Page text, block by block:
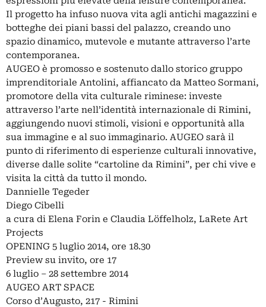
Il progetto ha infuso nuova vita agli antichi magazzini e
botteghe dei piani bassi del palazzo, creando uno
spazio dinamico, mutevole e mutante attraverso l’arte
contemporanea.
AUGEO è promosso e sostenuto dallo storico gruppo
imprenditoriale Antolini, affiancato da Matteo Sormani,
promotore della vita culturale riminese: investe
attraverso l’arte nell’identità internazionale di Rimini,
aggiungendo nuovi stimoli, visioni e opportunità alla
sua immagine e al suo immaginario. AUGEO sarà il
punto di riferimento di esperienze culturali innovative,
diverse dalle solite “cartoline da Rimini”, per chi vive e
visita la città da tutto il mondo.
Dannielle Tegeder
Diego Cibelli
a cura di Elena Forin e Claudia Löffelholz, LaRete Art
Projects
OPENING 5 luglio 2014, ore 18.30
Preview su invito, ore 17
6 luglio – 28 settembre 2014
AUGEO ART SPACE
Corso d’Augusto, 217 - Rimini